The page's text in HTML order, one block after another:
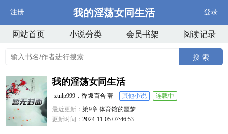
注册 我的淫荡女同生活 登录
网站首页 小说分类 会员书架 阅读记录
搜 索
我的淫荡女同生活
ztnlp999，香坂百合 著 其他小说
连载中
最近更新：第9章 体育馆的噩梦
更新时间：2024-11-05 07:46:53